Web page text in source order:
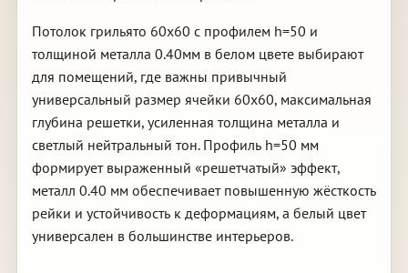
Потолок грильято 60х60 с профилем h=50 и
толщиной металла 0.40мм в белом цвете выбирают
для помещений, где важны привычный
универсальный размер ячейки 60х60, максимальная
глубина решетки, усиленная толщина металла и
светлый нейтральный тон. Профиль h=50 мм
формирует выраженный «решетчатый» эффект,
металл 0.40 мм обеспечивает повышенную жёсткость
рейки и устойчивость к деформациям, а белый цвет
универсален в большинстве интерьеров.